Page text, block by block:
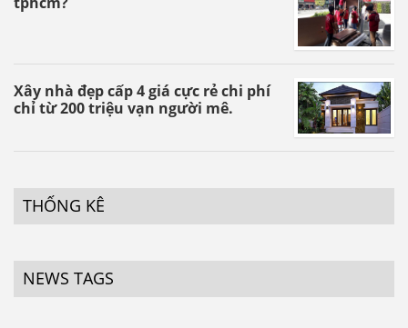
Xây nhà đẹp cấp 4 giá cực rẻ chi phí
chỉ từ 200 triệu vạn người mê.
THỐNG KÊ
NEWS TAGS